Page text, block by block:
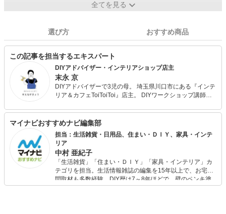
全てを見る
選び方 おすすめ商品
この記事を担当するエキスパート
DIYアドバイザー・インテリアショップ店主
末永 京
DIYアドバイザーで3児の母。 埼玉県川口市にある『インテ
リア＆カフェToiToiToi』店主。 DIYワークショップ講師、
に『シェルフを作ろうはじめてのDIY』㈱パッチワーク通信
社がある。
マイナビおすすめナビ編集部
担当：生活雑貨・日用品、住まい・ＤＩＹ、家具・インテ
リア
中村 亜紀子
「生活雑貨」「住まい・ＤＩＹ」「家具・インテリア」カ
テゴリを担当。生活情報雑誌の編集を15年以上で、お宅訪
問取材も多数経験。DIY歴は7～8年ほどで、壁のペンキ塗
りや壁紙チェンジなどもチャレンジ済み。初心者でもモノ